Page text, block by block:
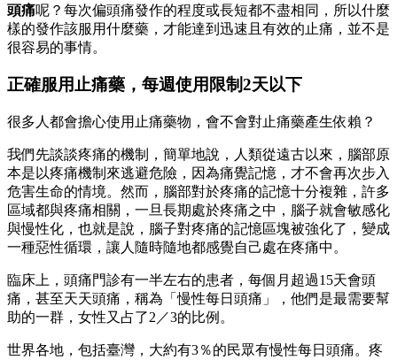
頭痛呢？每次偏頭痛發作的程度或長短都不盡相同，所以什麼
樣的發作該服用什麼藥，才能達到迅速且有效的止痛，並不是
很容易的事情。
正確服用止痛藥，每週使用限制2天以下
很多人都會擔心使用止痛藥物，會不會對止痛藥產生依賴？
我們先談談疼痛的機制，簡單地說，人類從遠古以來，腦部原
本是以疼痛機制來逃避危險，因為痛覺記憶，才不會再次步入
危害生命的情境。然而，腦部對於疼痛的記憶十分複雜，許多
區域都與疼痛相關，一旦長期處於疼痛之中，腦子就會敏感化
與慢性化，也就是說，腦子對疼痛的記憶區塊被強化了，變成
一種惡性循環，讓人隨時隨地都感覺自己處在疼痛中。
臨床上，頭痛門診有一半左右的患者，每個月超過15天會頭
痛，甚至天天頭痛，稱為「慢性每日頭痛」，他們是最需要幫
助的一群，女性又占了2／3的比例。
世界各地，包括臺灣，大約有3％的民眾有慢性每日頭痛。疼